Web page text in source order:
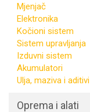
Mjenjač
Elektronika
Kočioni sistem
Sistem upravljanja
Izduvni sistem
Akumulatori
Ulja, maziva i aditivi
Oprema i alati